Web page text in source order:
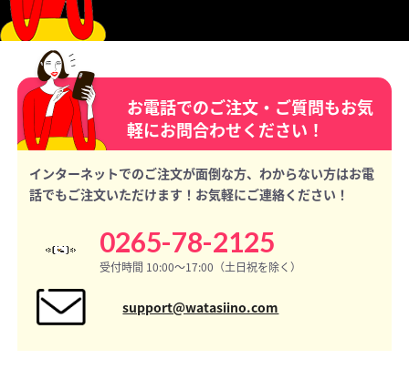
お電話でのご注文・ご質問もお気
軽にお問合わせください！
インターネットでのご注文が面倒な方、わからない方はお電
話でもご注文いただけます！お気軽にご連絡ください！
0265-78-2125
受付時間 10:00〜17:00（土日祝を除く）
support@watasiino.com